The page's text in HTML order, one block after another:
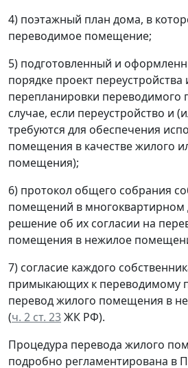
4) поэтажный план дома, в
переводимое помещение;
5) подготовленный и
порядке проект переустройства
перепланировки
случае, если переустройство и
требуются для обеспечения
помещения в качестве жилого
помещения);
6) протокол общего собрания
помещений в
решение об их согласии на
помещения в нежилое
7) согласие каждого
примыкающих к переводимому
перевод жилого помещения в
(ч. 2 ст. 23ЖК РФ).
Процедура перевода жилого
подробно регламентирована в